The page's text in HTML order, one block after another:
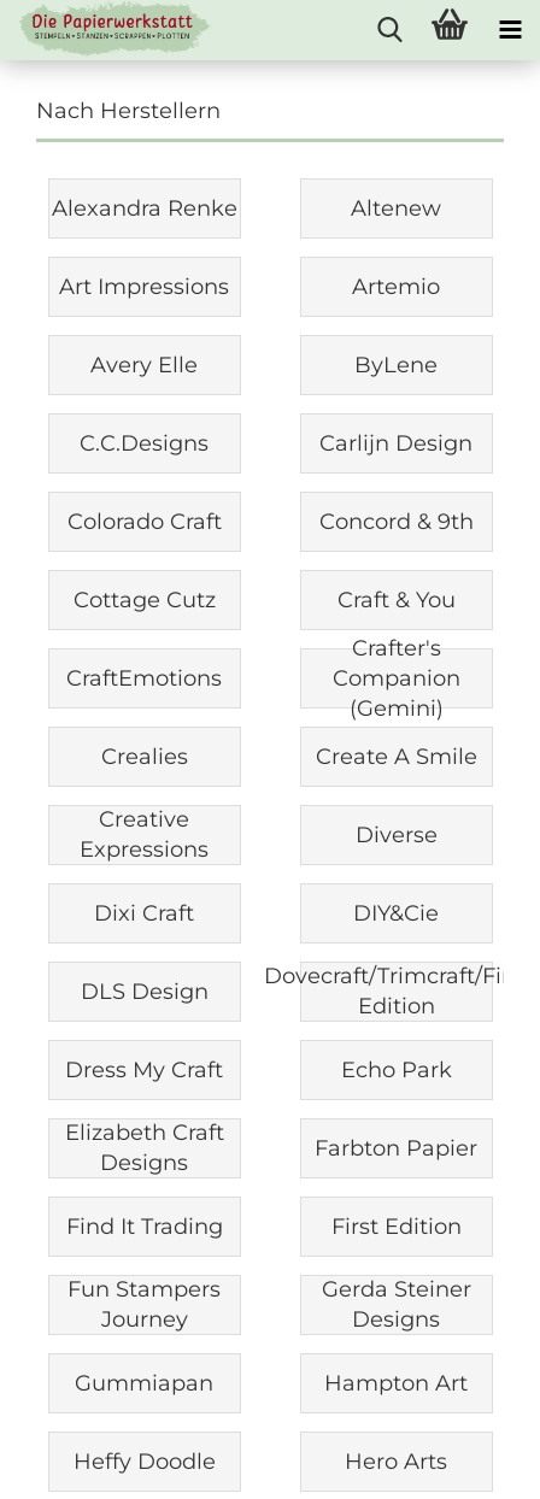
Nach Herstellern
Alexandra Renke Altenew
Art Impressions Artemio
Avery Elle ByLene
C.C.Designs Carlijn Design
Colorado Craft Concord & 9th
Cottage Cutz Craft & You
CraftEmotions
Crafter's
Companion
(Gemini)
Crealies
Create A Smile
Creative
Expressions
Diverse
Dixi Craft DIY&Cie
DLS Design
Dovecraft/Trimcraft/First
Edition
Dress My Craft Echo Park
Elizabeth Craft
Designs
Farbton Papier
Find It Trading First Edition
Fun Stampers
Journey
Gerda Steiner
Designs
Gummiapan Hampton Art
Heffy Doodle Hero Arts